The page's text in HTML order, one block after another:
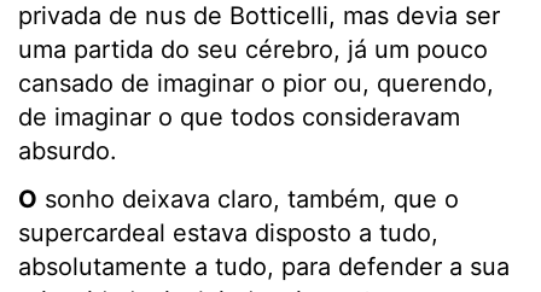
privada de nus de Botticelli, mas devia ser
uma partida do seu cérebro, já um pouco
cansado de imaginar o pior ou, querendo,
de imaginar o que todos consideravam
absurdo.
O sonho deixava claro, também, que o
supercardeal estava disposto a tudo,
absolutamente a tudo, para defender a sua